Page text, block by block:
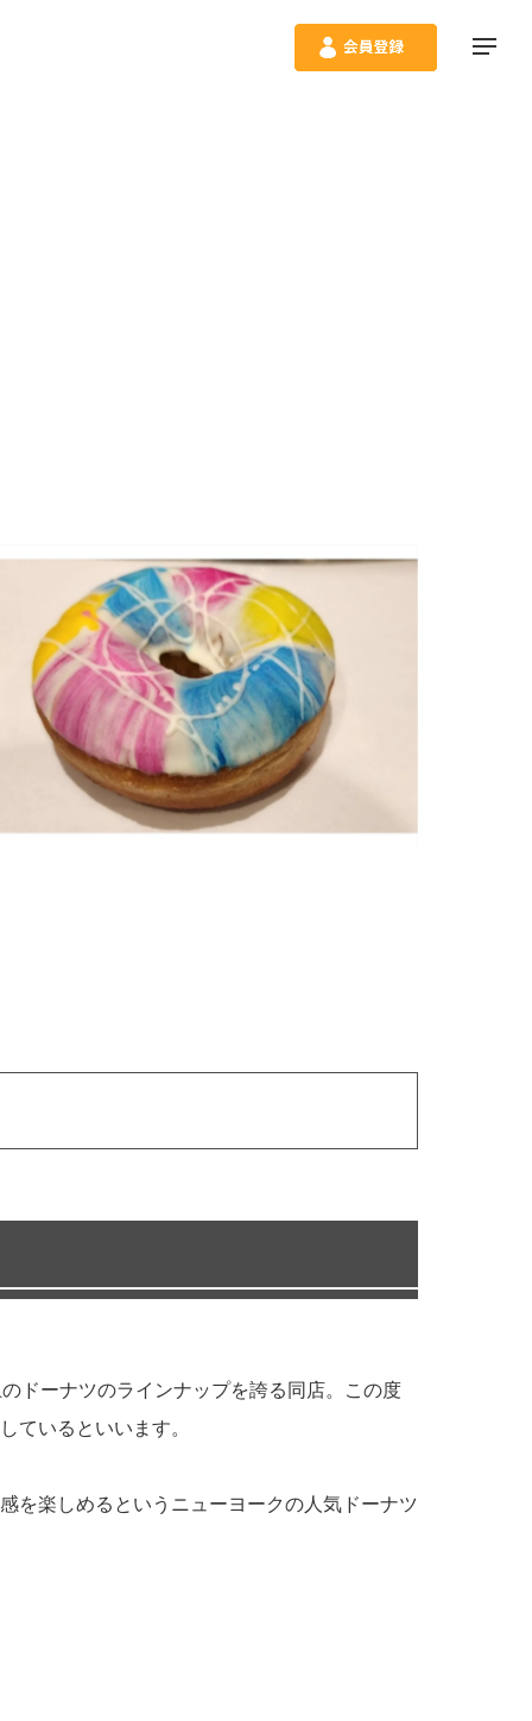
ドーナツのラインナップを誇る同店。この度
いるといいます。
を楽しめるというニューヨークの人気ドーナツ